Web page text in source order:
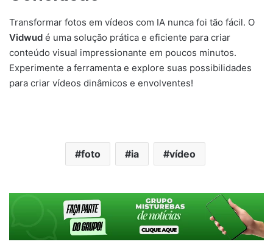
Transformar fotos em vídeos com IA nunca foi tão fácil. O
Vidwud é uma solução prática e eficiente para criar
conteúdo visual impressionante em poucos minutos.
Experimente a ferramenta e explore suas possibilidades
para criar vídeos dinâmicos e envolventes!
foto ia vídeo